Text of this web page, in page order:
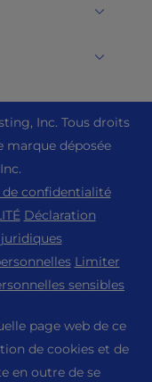
Inc. Tous droits
marque déposée
confidentialité
Déclaration
Limiter
sensibles
page web de ce
de cookies et de
en outre de se